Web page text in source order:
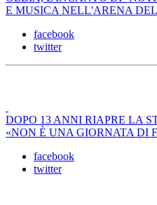
E MUSICA NELL'ARENA
facebook
twitter
DOPO 13 ANNI RIAPRE LA
«NON È UNA GIORNATA DI
facebook
twitter